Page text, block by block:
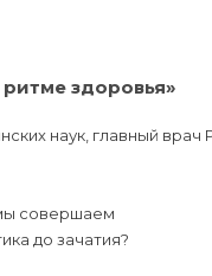
здоровья»
наук, главный
совершаем
до зачатия?